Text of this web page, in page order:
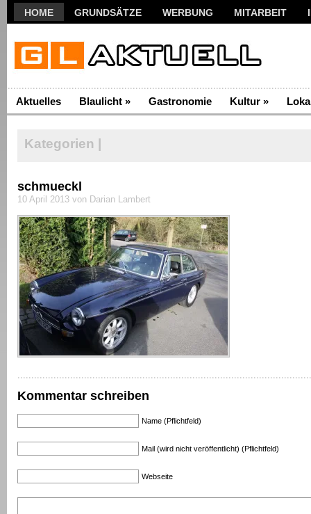
HOME GRUNDSÄTZE WERBUNG MITARBEIT
Aktuelles Blaulicht » Gastronomie Kultur »
Kategorien |
schmueckl
10 April 2013 von Darian Lambert
Kommentar schreiben
Name (Pflichtfeld)
Mail (wird nicht veröffentlicht) (Pflichtfeld)
Webseite